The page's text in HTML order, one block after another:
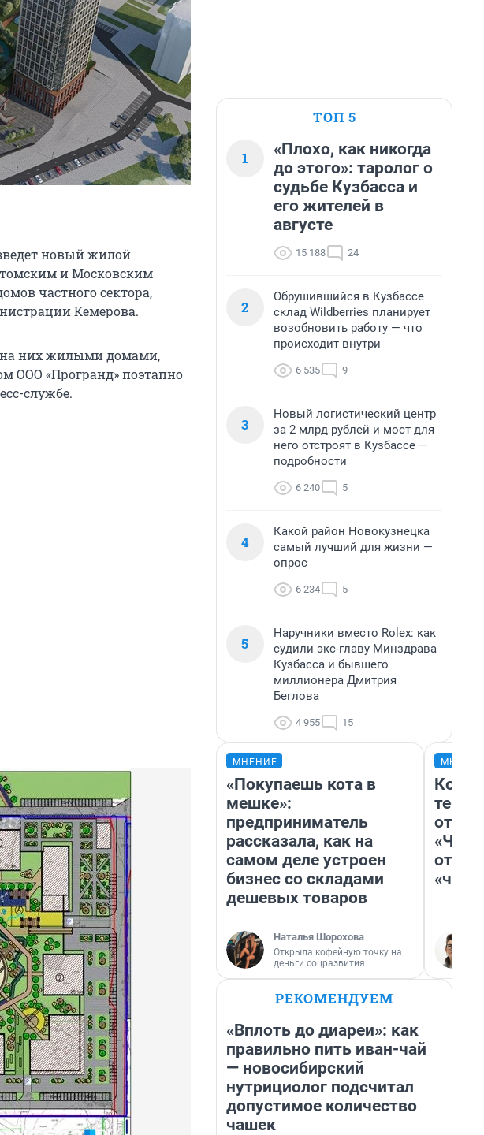
новый жилой
и Московским
частного сектора,
Кемерова.
них жилыми домами,
ООО «Програнд» поэтапно
службе.
ТОП 5
1
«Плохо, как никогда
до этого»: таролог о
судьбе Кузбасса и
его жителей в
августе
15 188 24
2
Обрушившийся в Кузбассе
склад Wildberries планирует
возобновить работу — что
происходит внутри
6 535 9
3
Новый логистический центр
за 2 млрд рублей и мост для
него отстроят в Кузбассе —
подробности
6 240 5
4
Какой район Новокузнецка
самый лучший для жизни —
опрос
6 234 5
5
Наручники вместо Rolex: как
судили экс-главу Минздрава
Кузбасса и бывшего
миллионера Дмитрия
Беглова
4 955 15
МНЕНИЕ
«Покупаешь кота в
мешке»:
предприниматель
рассказала, как на
самом деле устроен
бизнес со складами
дешевых товаров
Наталья Шорохова
Открыла кофейную точку на
деньги соцразвития
тебя
РЕКОМЕНДУЕМ
«Вплоть до диареи»: как
правильно пить иван-чай
— новосибирский
нутрициолог подсчитал
допустимое количество
чашек